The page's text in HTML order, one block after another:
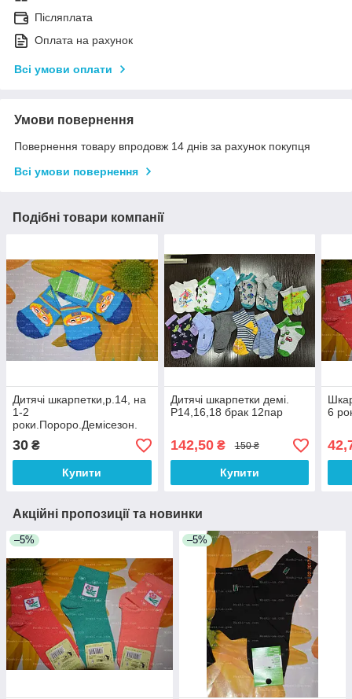
Післяплата
Оплата на рахунок
Всі умови оплати
Умови повернення
Повернення товару впродовж 14 днів за рахунок покупця
Всі умови повернення
Подібні товари компанії
Дитячі шкарпетки,р.14, на
1-2
роки.Пороро.Демісезон.
30 ₴
Купити
Дитячі шкарпетки демі.
Р14,16,18 брак 12пар
142,50₴ 150 ₴
Купити
6
Акційні пропозиції та новинки
–5% –5%